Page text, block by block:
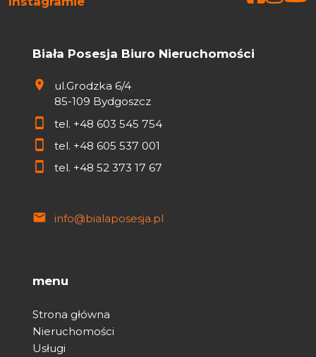
Biała Posesja Biuro Nieruchomości
ul.Grodzka 6/4
85-109 Bydgoszcz
tel. +48 603 545 754
tel. +48 605 537 001
tel. +48 52 373 17 67
info@bialaposesja.pl
menu
Strona główna
Nieruchomości
Usługi